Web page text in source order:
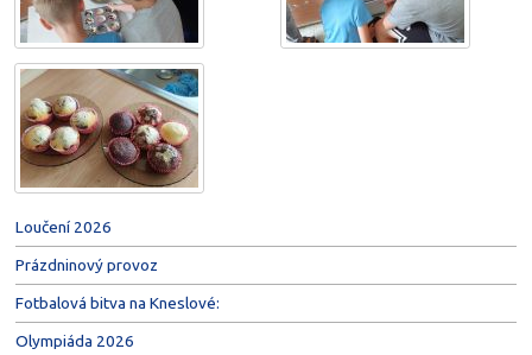
Loučení 2026
Prázdninový provoz
Fotbalová bitva na Kneslové:
Olympiáda 2026